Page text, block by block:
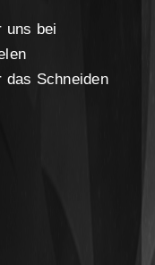
uns bei
das Schneiden